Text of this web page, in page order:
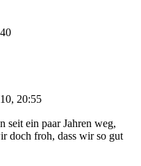
20:55
seit ein paar Jahren weg,
doch froh, dass wir so gut